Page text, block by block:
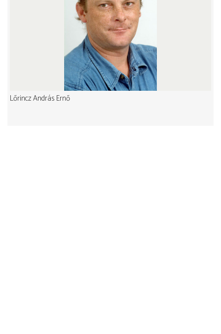
Lőrincz András Ernő